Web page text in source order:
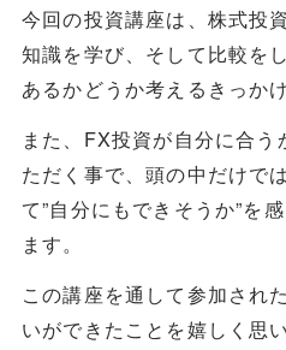
今回の投資講座は、株式投
知識を学び、そして比較を
あるかどうか考えるきっか
また、FX投資が自分に合
ただく事で、頭の中だけで
て”自分にもできそうか”を
ます。
この講座を通して参加され
いができたことを嬉しく思い